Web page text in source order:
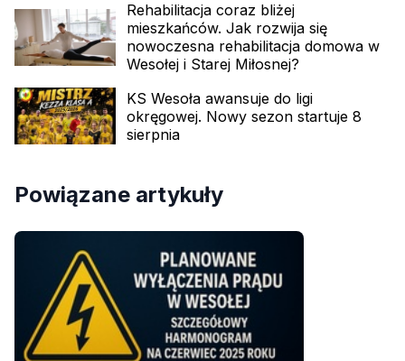
Rehabilitacja coraz bliżej
mieszkańców. Jak rozwija się
nowoczesna rehabilitacja domowa w
Wesołej i Starej Miłosnej?
KS Wesoła awansuje do ligi
okręgowej. Nowy sezon startuje 8
sierpnia
Powiązane artykuły